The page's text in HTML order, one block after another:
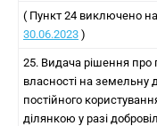
( Пункт 24 виключено
30.06.2023 )
25. Видача рішення
власності на земельну
постійного
ділянкою у разі